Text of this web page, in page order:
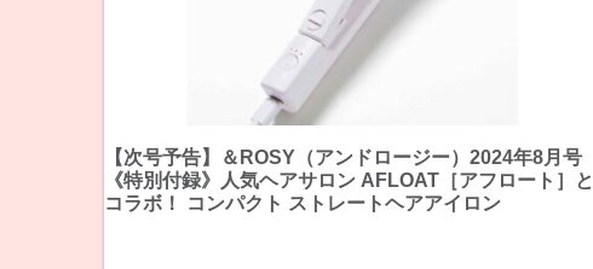
【次号予告】＆ROSY（アンドロージー）2024年8月号
《特別付録》人気ヘアサロン AFLOAT［アフロート］と
コラボ！ コンパクト ストレートヘアアイロン